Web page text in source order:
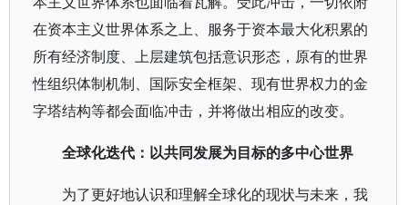
在资本主义世界体系之上、服务于资本最大化积累的
所有经济制度、上层建筑包括意识形态，原有的世界
性组织体制机制、国际安全框架、现有世界权力的金
字塔结构等都会面临冲击，并将做出相应的改变。
全球化迭代：以共同发展为目标的多中心世界
为了更好地认识和理解全球化的现状与未来，我